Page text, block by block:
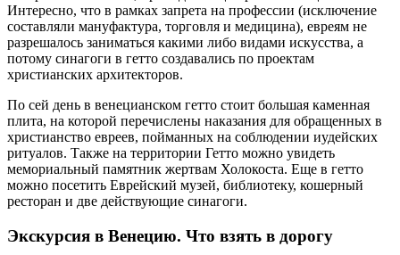
Интересно, что в рамках запрета на профессии (исключение
составляли мануфактура, торговля и медицина), евреям не
разрешалось заниматься какими либо видами искусства, а
потому синагоги в гетто создавались по проектам
христианских архитекторов.
По сей день в венецианском гетто стоит большая каменная
плита, на которой перечислены наказания для обращенных в
христианство евреев, пойманных на соблюдении иудейских
ритуалов. Также на территории Гетто можно увидеть
мемориальный памятник жертвам Холокоста. Еще в гетто
можно посетить Еврейский музей, библиотеку, кошерный
ресторан и две действующие синагоги.
Экскурсия в Венецию. Что взять в дорогу